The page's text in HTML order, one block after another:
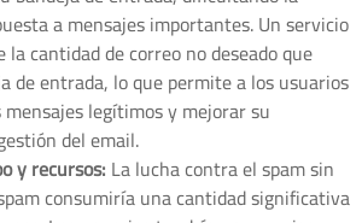
a mensajes importantes. Un servicio
cantidad de correo no deseado que
de entrada, lo que permite a los usuarios
legítimos y mejorar su
del email.
y recursos: La lucha contra el spam sin
consumiría una cantidad significativa